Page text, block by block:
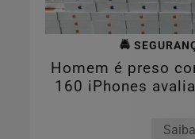
🚔
Homem é preso
160 iPhones